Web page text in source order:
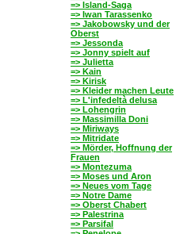
=> Island-Saga
=> Iwan Tarassenko
=> Jakobowsky und der
Oberst
=> Jessonda
=> Jonny spielt auf
=> Julietta
=> Kain
=> Kirisk
=> Kleider machen Leute
=> L'infedeltà delusa
=> Lohengrin
=> Massimilla Doni
=> Miriways
=> Mitridate
=> Mörder, Hoffnung der
Frauen
=> Montezuma
=> Moses und Aron
=> Neues vom Tage
=> Notre Dame
=> Oberst Chabert
=> Palestrina
=> Parsifal